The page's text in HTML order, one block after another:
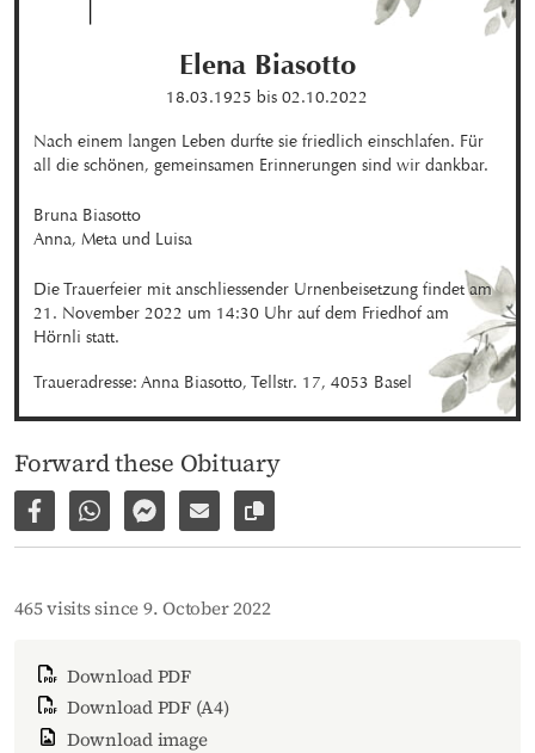
Elena Biasotto
18.03.1925 bis02.10.2022
Nach einem langen Leben durfte sie friedlich einschlafen. Für
all die schönen, gemeinsamen Erinnerungen sind wir dankbar.
Bruna Biasotto
Anna, Meta und Luisa
Die Trauerfeier mit anschliessender Urnenbeisetzung findet am
21. November 2022 um 14:30 Uhr auf dem Friedhof am
Hörnli statt.
Traueradresse: Anna Biasotto, Tellstr. 17, 4053 Basel
Forward these Obituary
Share on Facebook
Share via WhatsApp
Share via Facebook Messenger
Share via E-Mail
Copy link to page
465 visits since 9. October 2022
Download PDF
Download PDF (A4)
Download image